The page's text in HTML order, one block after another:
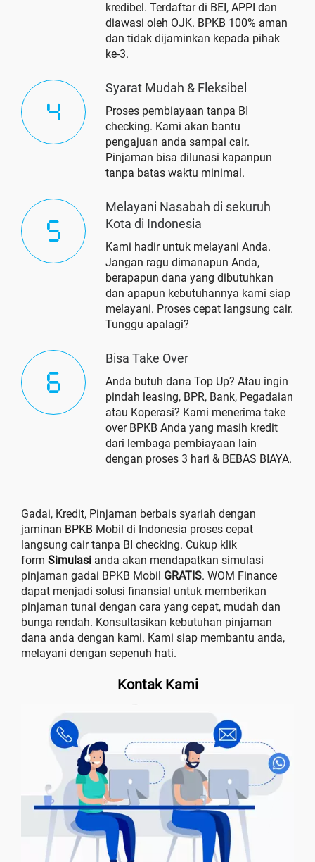
kredibel. Terdaftar di BEI, APPI dan
diawasi oleh OJK. BPKB 100% aman
dan tidak dijaminkan kepada pihak
ke-3.
Syarat Mudah & Fleksibel
Proses pembiayaan tanpa BI
checking. Kami akan bantu
pengajuan anda sampai cair.
Pinjaman bisa dilunasi kapanpun
tanpa batas waktu minimal.
Melayani Nasabah di sekuruh
Kota di Indonesia
Kami hadir untuk melayani Anda.
Jangan ragu dimanapun Anda,
berapapun dana yang dibutuhkan
dan apapun kebutuhannya kami siap
melayani. Proses cepat langsung cair.
Tunggu apalagi?
Bisa Take Over
Anda butuh dana Top Up? Atau ingin
pindah leasing, BPR, Bank, Pegadaian
atau Koperasi? Kami menerima take
over BPKB Anda yang masih kredit
dari lembaga pembiayaan lain
dengan proses 3 hari & BEBAS BIAYA.
Gadai, Kredit, Pinjaman berbais syariah dengan
jaminan BPKB Mobil di Indonesia proses cepat
langsung cair tanpa BI checking. Cukup klik
form Simulasi anda akan mendapatkan simulasi
pinjaman gadai BPKB Mobil GRATIS. WOM Finance
dapat menjadi solusi finansial untuk memberikan
pinjaman tunai dengan cara yang cepat, mudah dan
bunga rendah. Konsultasikan kebutuhan pinjaman
dana anda dengan kami. Kami siap membantu anda,
melayani dengan sepenuh hati.
Kontak Kami